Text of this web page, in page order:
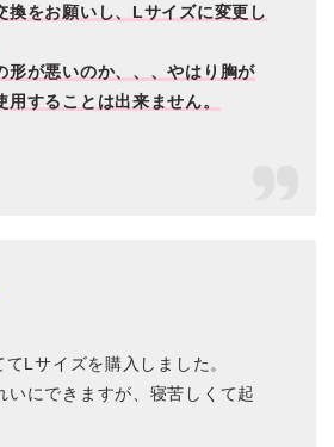
換をお願いし、Lサイズに変更し
形が悪いのか、、、やはり胸が
することは出来ません。
Lサイズを購入しました。
いにできますが、寝苦しくて起